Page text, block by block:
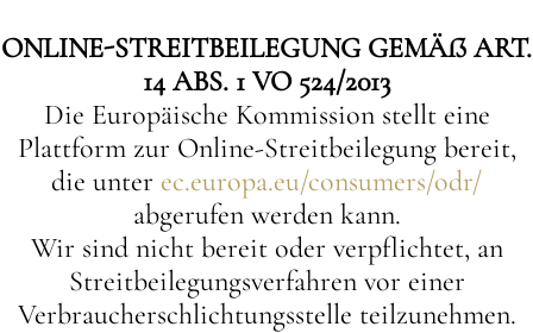
ONLINE-STREITBEILEGUNG GEMÄß ART.
14 ABS. 1 VO 524/2013
Die Europäische Kommission stellt eine
Plattform zur Online-Streitbeilegung bereit,
die unter ec.europa.eu/consumers/odr/
abgerufen werden kann.
Wir sind nicht bereit oder verpflichtet, an
Streitbeilegungsverfahren vor einer
Verbraucherschlichtungsstelle teilzunehmen.